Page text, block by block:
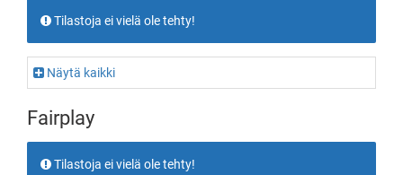
Tilastoja ei vielä ole tehty!
Näytä kaikki
Fairplay
Tilastoja ei vielä ole tehty!